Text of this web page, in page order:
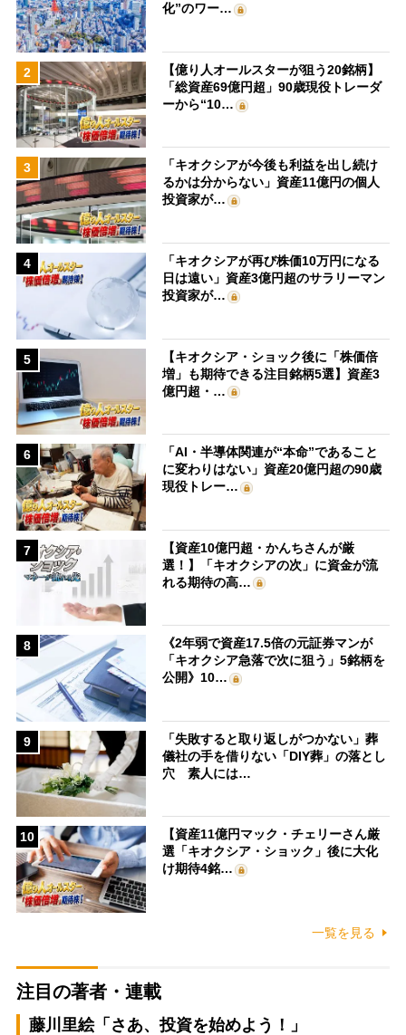
化”のワー…
2
【億り人オールスターが狙う20銘柄】
「総資産69億円超」90歳現役トレーダ
ーから“10…
3
「キオクシアが今後も利益を出し続け
るかは分からない」資産11億円の個人
投資家が…
4
「キオクシアが再び株価10万円になる
日は遠い」資産3億円超のサラリーマン
投資家が…
5
【キオクシア・ショック後に「株価倍
増」も期待できる注目銘柄5選】資産3
億円超・…
6
「AI・半導体関連が“本命”であること
に変わりはない」資産20億円超の90歳
現役トレー…
7
【資産10億円超・かんちさんが厳
選！】「キオクシアの次」に資金が流
れる期待の高…
8
《2年弱で資産17.5倍の元証券マンが
「キオクシア急落で次に狙う」5銘柄を
公開》10…
9
「失敗すると取り返しがつかない」葬
儀社の手を借りない「DIY葬」の落とし
穴 素人には…
10
【資産11億円マック・チェリーさん厳
選「キオクシア・ショック」後に大化
け期待4銘…
一覧を見る
注目の著者・連載
藤川里絵「さあ、投資を始めよう！」